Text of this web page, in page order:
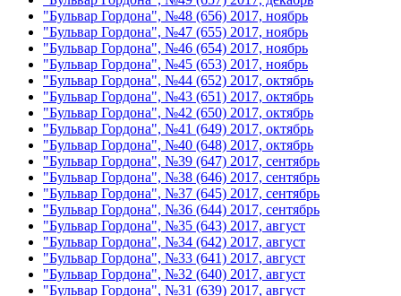
"Бульвар Гордона", №48 (656) 2017, ноябрь
"Бульвар Гордона", №47 (655) 2017, ноябрь
"Бульвар Гордона", №46 (654) 2017, ноябрь
"Бульвар Гордона", №45 (653) 2017, ноябрь
"Бульвар Гордона", №44 (652) 2017, октябрь
"Бульвар Гордона", №43 (651) 2017, октябрь
"Бульвар Гордона", №42 (650) 2017, октябрь
"Бульвар Гордона", №41 (649) 2017, октябрь
"Бульвар Гордона", №40 (648) 2017, октябрь
"Бульвар Гордона", №39 (647) 2017, сентябрь
"Бульвар Гордона", №38 (646) 2017, сентябрь
"Бульвар Гордона", №37 (645) 2017, сентябрь
"Бульвар Гордона", №36 (644) 2017, сентябрь
"Бульвар Гордона", №35 (643) 2017, август
"Бульвар Гордона", №34 (642) 2017, август
"Бульвар Гордона", №33 (641) 2017, август
"Бульвар Гордона", №32 (640) 2017, август
"Бульвар Гордона", №31 (639) 2017, август